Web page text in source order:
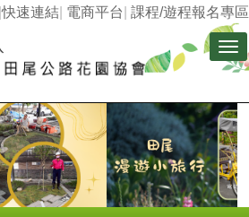
課程/遊程報名專區
電商平台
快速連結
|